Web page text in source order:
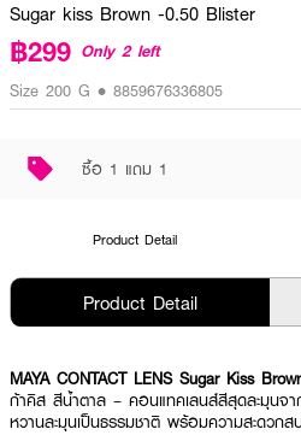
Sugar kiss Brown -0.50 Blister
฿299 Only 2 left
Size 200 G • 8859676336805
ซื้อ 1 แถม 1
Product Detail
Product Detail
MAYA CONTACT LENS Sugar Kiss
ก้าคิส สีน้ำตาล – คอนแทคเลนส์สีสุดละมุนจา
หวานละมุนเป็นธรรมชาติ พร้อมความสะดวกส